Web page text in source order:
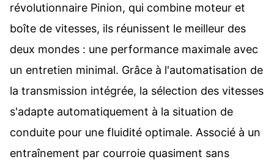
révolutionnaire Pinion, qui combine moteur et
boîte de vitesses, ils réunissent le meilleur des
deux mondes : une performance maximale avec
un entretien minimal. Grâce à l'automatisation de
la transmission intégrée, la sélection des vitesses
s'adapte automatiquement à la situation de
conduite pour une fluidité optimale. Associé à un
entraînement par courroie quasiment sans